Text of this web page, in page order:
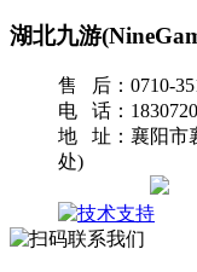
湖北九游
售 后：0710-
电 话：
地 址：襄阳市
处)